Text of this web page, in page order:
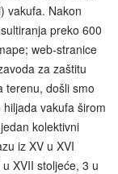
vakufa. Nakon
preko 600
web-stranice
za zaštitu
terenu, došli smo
vakufa širom
kolektivni
iz XV u XVI
XVII stoljeće, 3 u